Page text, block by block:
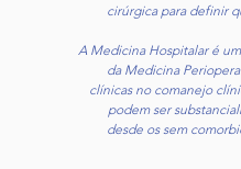
cirúrgica para definir
A Medicina Hospitalar é
da Medicina
clínicas no comanejo
podem ser
desde os sem